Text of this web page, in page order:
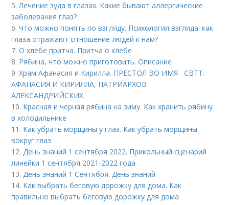
5.Лечение зуда в глазах. Какие бывают аллергические
заболевания глаз?
6.Что можно понять по взгляду. Психология взгляда: как
глаза отражают отношение людей к нам?
7.О хлебе притча. Притча о хлебе
8. Рябина, что можно приготовить. Описание
9.Храм Афанасия и Кирилла. ПРЕСТОЛ ВО ИМЯ СВТТ.
АФАНАСИЯ И КИРИЛЛА, ПАТРИАРХОВ
АЛЕКСАНДРИЙСКИХ
10. Красная и черная рябина на зиму. Как хранить рябину
в холодильнике
11. Как убрать морщины у глаз. Как убрать морщины
вокруг глаз
12.День знаний 1 сентября 2022. Прикольный сценарий
линейки 1 сентября 2021-2022 года
13.День знаний 1 Сентября. День знаний
14. Как выбрать беговую дорожку для дома. Как
правильно выбрать беговую дорожку для дома